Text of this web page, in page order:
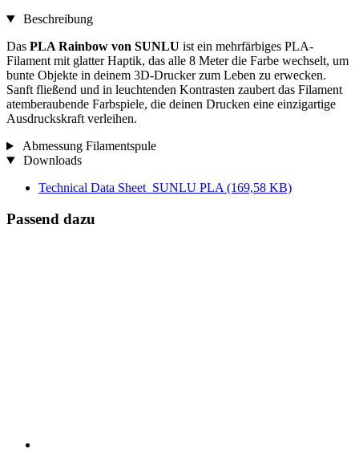
Beschreibung
Das PLA Rainbow von SUNLU ist ein mehrfärbiges PLA-
Filament mit glatter Haptik, das alle 8 Meter die Farbe wechselt, um
bunte Objekte in deinem 3D-Drucker zum Leben zu erwecken.
Sanft fließend und in leuchtenden Kontrasten zaubert das Filament
atemberaubende Farbspiele, die deinen Drucken eine einzigartige
Ausdruckskraft verleihen.
Abmessung Filamentspule
Downloads
Technical Data Sheet_SUNLU PLA (169,58 KB)
Passend dazu